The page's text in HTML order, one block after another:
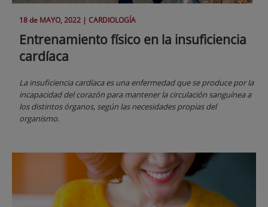
18 de MAYO, 2022 | CARDIOLOGÍA
Entrenamiento físico en la insuficiencia
cardíaca
La insuficiencia cardíaca es una enfermedad que se produce por la
incapacidad del corazón para mantener la circulación sanguínea a
los distintos órganos, según las necesidades propias del
organismo.